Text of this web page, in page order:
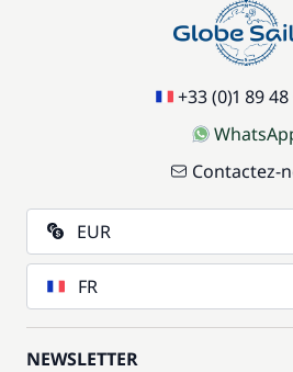
+33 (0)1 89
Contactez-
EUR
FR
NEWSLETTER